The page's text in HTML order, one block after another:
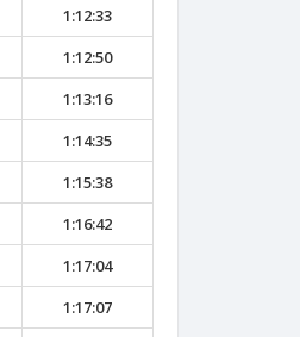
1:12:33
1:12:50
1:13:16
1:14:35
1:15:38
1:16:42
1:17:04
1:17:07